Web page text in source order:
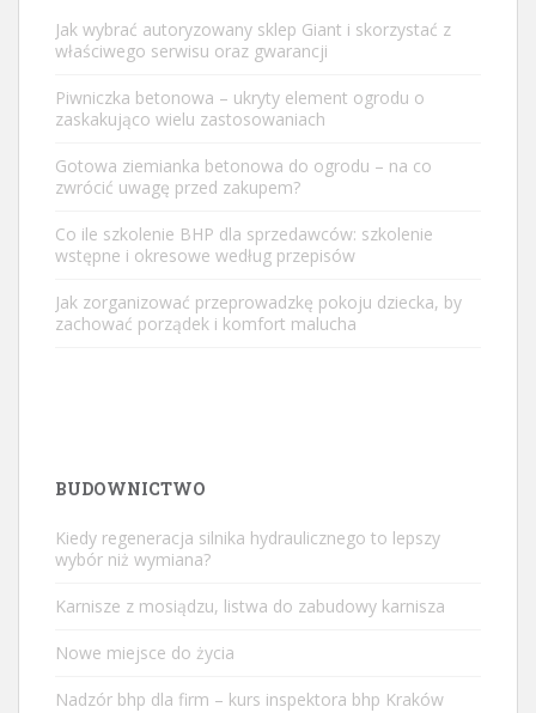
Jak wybrać autoryzowany sklep Giant i skorzystać z
właściwego serwisu oraz gwarancji
Piwniczka betonowa – ukryty element ogrodu o
zaskakująco wielu zastosowaniach
Gotowa ziemianka betonowa do ogrodu – na co
zwrócić uwagę przed zakupem?
Co ile szkolenie BHP dla sprzedawców: szkolenie
wstępne i okresowe według przepisów
Jak zorganizować przeprowadzkę pokoju dziecka, by
zachować porządek i komfort malucha
BUDOWNICTWO
Kiedy regeneracja silnika hydraulicznego to lepszy
wybór niż wymiana?
Karnisze z mosiądzu, listwa do zabudowy karnisza
Nowe miejsce do życia
Nadzór bhp dla firm – kurs inspektora bhp Kraków